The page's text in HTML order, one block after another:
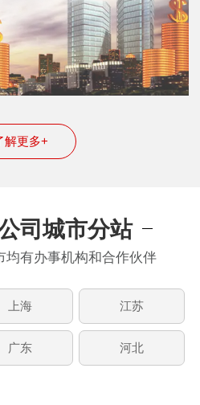
解更多+
司城市分站
均有办事机构和合作伙伴
上海 江苏
广东 河北